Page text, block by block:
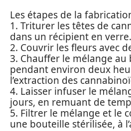
Les étapes de la
1. Triturer les têtes de
dans un récipient en verre.
2. Couvrir les fleurs avec
3. Chauffer le mélange au
pendant environ deux
l’extraction des
4. Laisser infuser le
jours, en remuant de
5. Filtrer le mélange et le
une bouteille stérilisée, à